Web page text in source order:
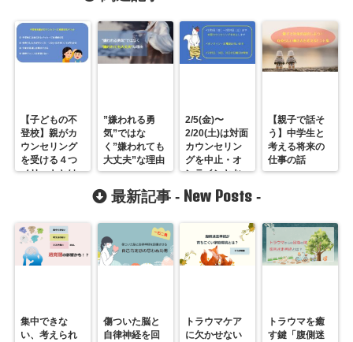
【子どもの不
登校】親がカ
ウンセリング
を受ける４つ
メリットとは
”嫌われる勇
気”ではな
く”嫌われても
大丈夫”な理由
2/5(金)〜
2/20(土)は対面
カウンセリン
グを中止・オ
ンラインとお
電話カウンセ
リングは行い
【親子で話そ
う】中学生と
考える将来の
仕事の話
最新記事 - New Posts -
集中できな
い、考えられ
傷ついた脳と
自律神経を回
トラウマケア
に欠かせない
トラウマを癒
す鍵「腹側迷